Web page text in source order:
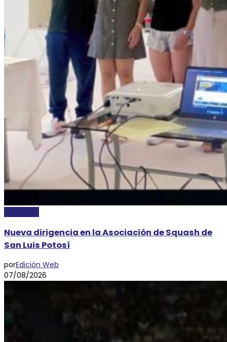
Nueva dirigencia en la Asociación de Squash de
San Luis Potosí
porEdición Web
07/08/2026